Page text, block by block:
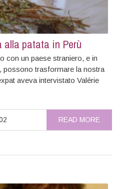
alla patata in Perù
con un paese straniero, e in
possono trasformare la nostra
aveva intervistato Valérie
READ MORE